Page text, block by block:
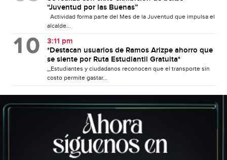
“Juventud por las Buenas”
Actividad forma parte del Mes de la Juventud que impulsa el
alcalde...
3:11 pm
*Destacan usuarios de Ramos Arizpe ahorro que
se siente por Ruta Estudiantil Gratuita*
_Estudiantes y ciudadanos reconocen que el transporte sin
costo permite gastar...